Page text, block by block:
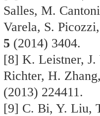
Salles, M.
Varela, S.
5 (2014) 3404.
[8] K. Leistner,
Richter, H.
(2013) 224411.
[9] C. Bi, Y. Liu,